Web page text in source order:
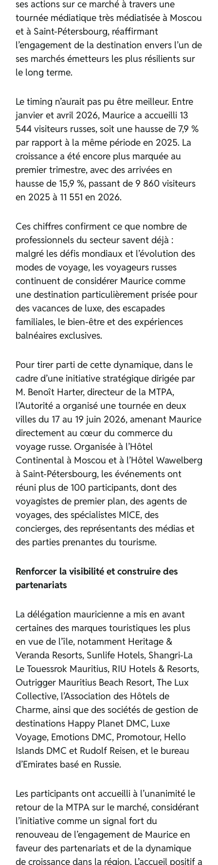
ses actions sur ce marché à travers une
tournée médiatique très médiatisée à Moscou
et à Saint-Pétersbourg, réaffirmant
l’engagement de la destination envers l’un de
ses marchés émetteurs les plus résilients sur
le long terme.
Le timing n’aurait pas pu être meilleur. Entre
janvier et avril 2026, Maurice a accueilli 13
544 visiteurs russes, soit une hausse de 7,9 %
par rapport à la même période en 2025. La
croissance a été encore plus marquée au
premier trimestre, avec des arrivées en
hausse de 15,9 %, passant de 9 860 visiteurs
en 2025 à 11 551 en 2026.
Ces chiffres confirment ce que nombre de
professionnels du secteur savent déjà :
malgré les défis mondiaux et l’évolution des
modes de voyage, les voyageurs russes
continuent de considérer Maurice comme
une destination particulièrement prisée pour
des vacances de luxe, des escapades
familiales, le bien-être et des expériences
balnéaires exclusives.
Pour tirer parti de cette dynamique, dans le
cadre d’une initiative stratégique dirigée par
M. Benoît Harter, directeur de la MTPA,
l’Autorité a organisé une tournée en deux
villes du 17 au 19 juin 2026, amenant Maurice
directement au cœur du commerce du
voyage russe. Organisée à l’Hôtel
Continental à Moscou et à l’Hôtel Wawelberg
à Saint-Pétersbourg, les événements ont
réuni plus de 100 participants, dont des
voyagistes de premier plan, des agents de
voyages, des spécialistes MICE, des
concierges, des représentants des médias et
des parties prenantes du tourisme.
Renforcer la visibilité et construire des
partenariats
La délégation mauricienne a mis en avant
certaines des marques touristiques les plus
en vue de l’île, notamment Heritage &
Veranda Resorts, Sunlife Hotels, Shangri-La
Le Touessrok Mauritius, RIU Hotels & Resorts,
Outrigger Mauritius Beach Resort, The Lux
Collective, l’Association des Hôtels de
Charme, ainsi que des sociétés de gestion de
destinations Happy Planet DMC, Luxe
Voyage, Emotions DMC, Promotour, Hello
Islands DMC et Rudolf Reisen, et le bureau
d’Emirates basé en Russie.
Les participants ont accueilli à l’unanimité le
retour de la MTPA sur le marché, considérant
l’initiative comme un signal fort du
renouveau de l’engagement de Maurice en
faveur des partenariats et de la dynamique
de croissance dans la région. L’accueil positif a